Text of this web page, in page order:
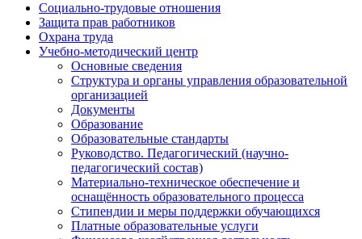
Социально-трудовые отношения
Защита прав работников
Охрана труда
Учебно-методический центр
Основные сведения
Структура и органы управления образовательной
организацией
Документы
Образование
Образовательные стандарты
Руководство. Педагогический (научно-
педагогический состав)
Материально-техническое обеспечение и
оснащённость образовательного процесса
Стипендии и меры поддержки обучающихся
Платные образовательные услуги